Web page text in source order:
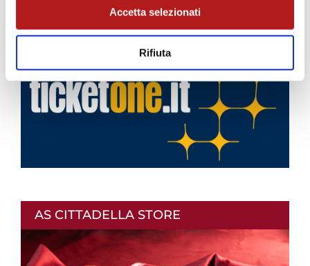
Accetta selezionati
Rifiuta
BIGLIETTI
AS CITTADELLA STORE